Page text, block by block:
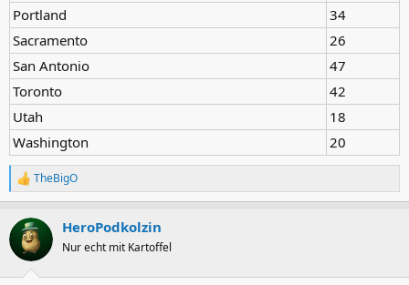
Portland
34
Sacramento
26
San Antonio
47
Toronto
42
Utah
18
Washington
20
R
e
k
i
TheBigO
HeroPodkolzin
Nur echt mit Kartoffel